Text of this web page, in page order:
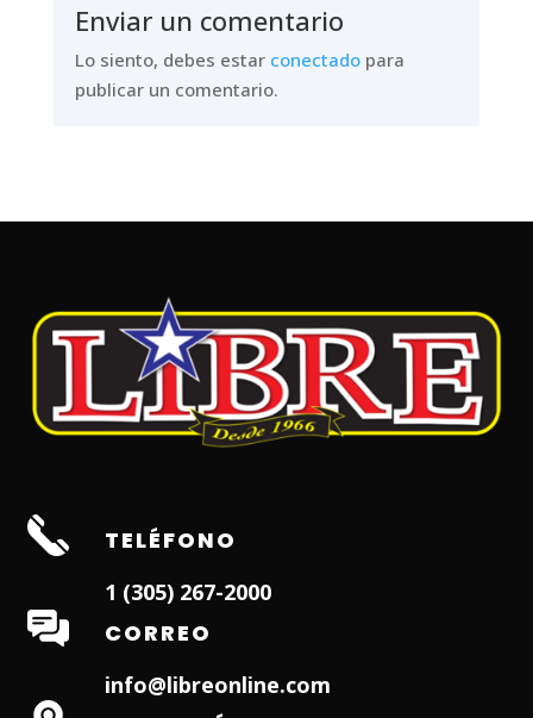
Enviar un comentario
Lo siento, debes estar conectadopara
publicar un comentario.
TELÉFONO
1 (305) 267-2000
CORREO
info@libreonline.com